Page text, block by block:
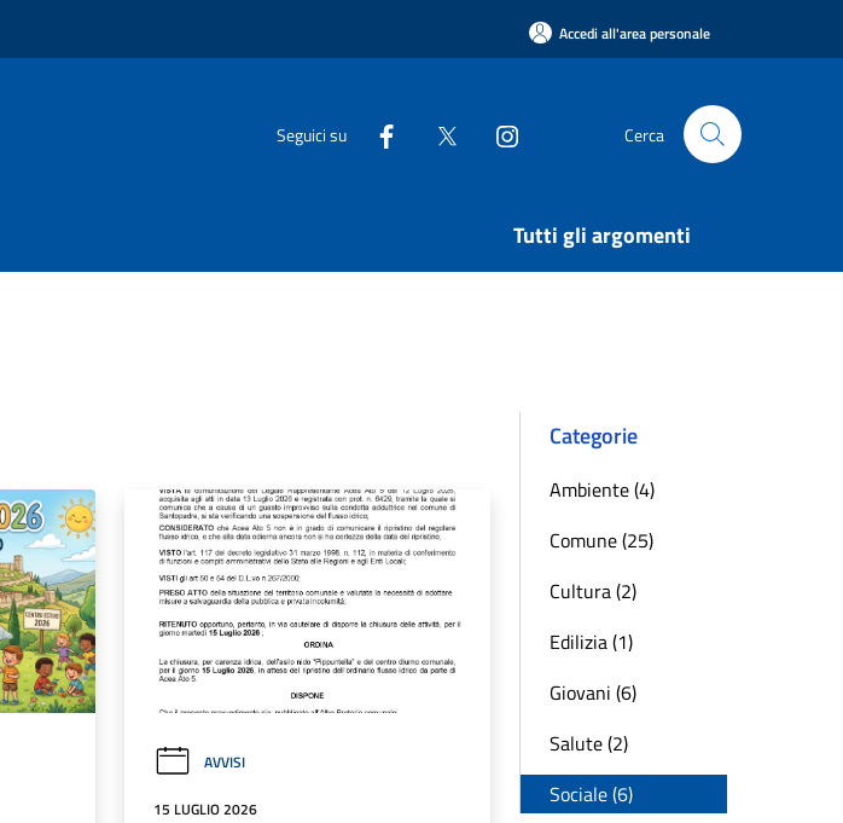
Accedi all'area personale
Seguici su Cerca
Tutti gli argomenti
AVVISI
15 LUGLIO 2026
Categorie
Ambiente (4)
Comune (25)
Cultura (2)
Edilizia (1)
Giovani (6)
Salute (2)
Sociale (6)